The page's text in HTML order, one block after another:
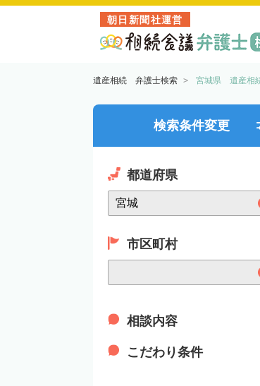
朝日新聞社運営
遺産相続 弁護士検索 宮城県 遺産相
検索条件変更
都道府県
市区町村
相談内容
こだわり条件